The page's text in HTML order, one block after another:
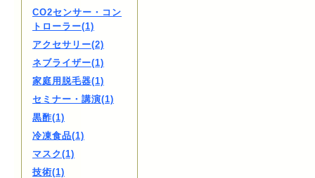
CO2センサー・コン
トローラー(1)
アクセサリー(2)
ネブライザー(1)
家庭用脱毛器(1)
セミナー・講演(1)
黒酢(1)
冷凍食品(1)
マスク(1)
技術(1)